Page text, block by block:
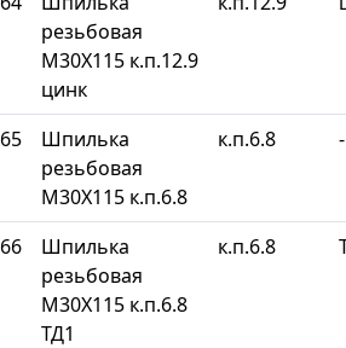
резьбовая
М30Х115 к.п.12.9
цинк
65
Шпилька
резьбовая
М30Х115 к.п.6.8
к.п.6.8 -
66
Шпилька
резьбовая
М30Х115 к.п.6.8
ТД1
к.п.6.8